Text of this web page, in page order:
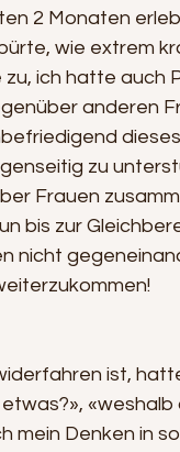
2 Monaten
wie extrem
ich hatte auch
anderen
zu
Frauen
bis zur
nicht
ist,
mein Denken in